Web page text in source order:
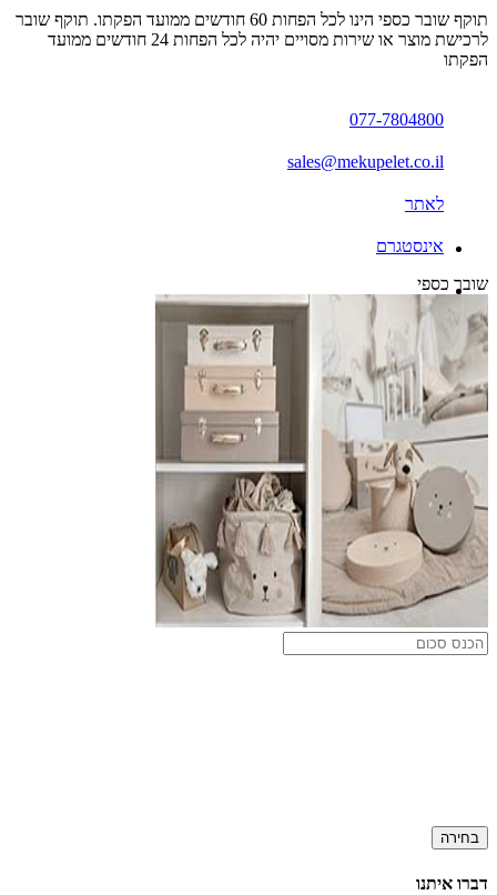
תוקף שובר כספי הינו לכל הפחות 60 חודשים ממועד הפקתו. תוקף שובר
לרכישת מוצר או שירות מסויים יהיה לכל הפחות 24 חודשים ממועד
הפקתו
077-7804800
sales@mekupelet.co.il
לאתר
אינסטגרם
שובר כספי
בחירה
דברו איתנו